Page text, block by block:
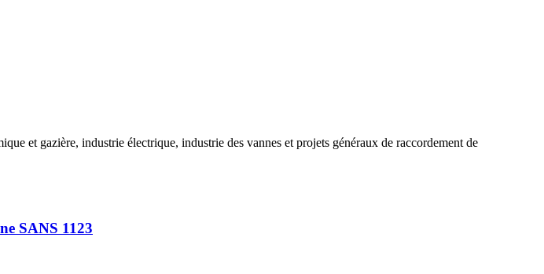
et gazière, industrie électrique, industrie des vannes et projets généraux de raccordement de
SANS 1123